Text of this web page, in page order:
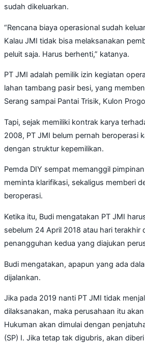
sudah dikeluarkan.
“Rencana biaya operasional sudah
Kalau JMI tidak bisa melaksanakan
peluit saja. Harus berhenti,” katanya.
PT JMI adalah pemilik izin kegiatan
lahan tambang pasir besi, yang
Serang sampai Pantai Trisik, Kulon
Tapi, sejak memiliki kontrak karya
2008, PT JMI belum pernah beroperasi
dengan struktur kepemilikan.
Pemda DIY sempat memanggil
meminta klarifikasi, sekaligus memberi
beroperasi.
Ketika itu, Budi mengatakan PT JMI
sebelum 24 April 2018 atau hari terakhir
penangguhan kedua yang diajukan
Budi mengatakan, apapun yang ada
dijalankan.
Jika pada 2019 nanti PT JMI tidak
dilaksanakan, maka perusahaan itu
Hukuman akan dimulai dengan
(SP) I. Jika tetap tak digubris, akan diberi